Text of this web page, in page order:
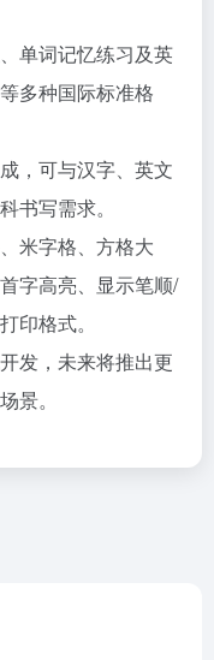
单词记忆练习及英
多种国际标准格
，可与汉字、英文
书写需求。
米字格、方格大
字高亮、显示笔顺/
印格式。
发，未来将推出更
景。